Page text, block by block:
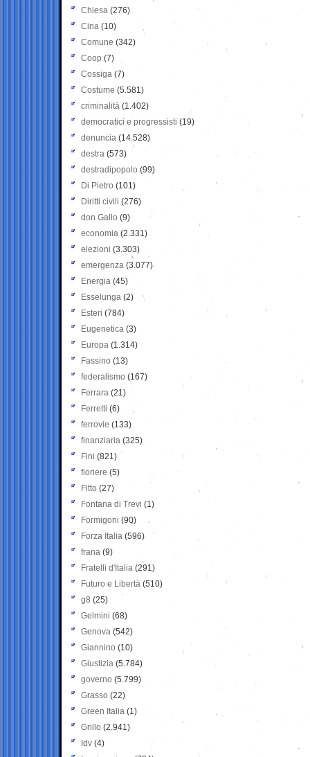
Chiesa (276)
Cina (10)
Comune (342)
Coop (7)
Cossiga (7)
Costume (5.581)
criminalità (1.402)
democratici e progressisti (19)
denuncia (14.528)
destra (573)
destradipopolo (99)
Di Pietro (101)
Diritti civili (276)
don Gallo (9)
economia (2.331)
elezioni (3.303)
emergenza (3.077)
Energia (45)
Esselunga (2)
Esteri (784)
Eugenetica (3)
Europa (1.314)
Fassino (13)
federalismo (167)
Ferrara (21)
Ferretti (6)
ferrovie (133)
finanziaria (325)
Fini (821)
fioriere (5)
Fitto (27)
Fontana di Trevi (1)
Formigoni (90)
Forza Italia (596)
frana (9)
Fratelli d'Italia (291)
Futuro e Libertà (510)
g8 (25)
Gelmini (68)
Genova (542)
Giannino (10)
Giustizia (5.784)
governo (5.799)
Grasso (22)
Green Italia (1)
Grillo (2.941)
Idv (4)